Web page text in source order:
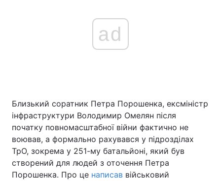
ad
Близький соратник Петра Порошенка, ексміністр
інфраструктури Володимир Омелян після
початку повномасштабної війни фактично не
воював, а формально рахувався у підрозділах
ТрО, зокрема у 251-му батальйоні, який був
створений для людей з оточення Петра
Порошенка. Про це написав військовий